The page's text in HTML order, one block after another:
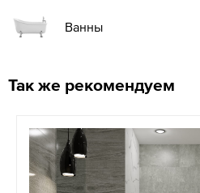
Ванны
Так же рекомендуем